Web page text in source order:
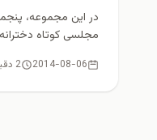
در این مجموعه،
مجلسی کوتاه دخترانه و زنانه
2014-08-06 2 دقیقه مطالعه